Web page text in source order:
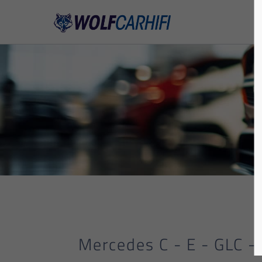
Mercedes C - E - GLC